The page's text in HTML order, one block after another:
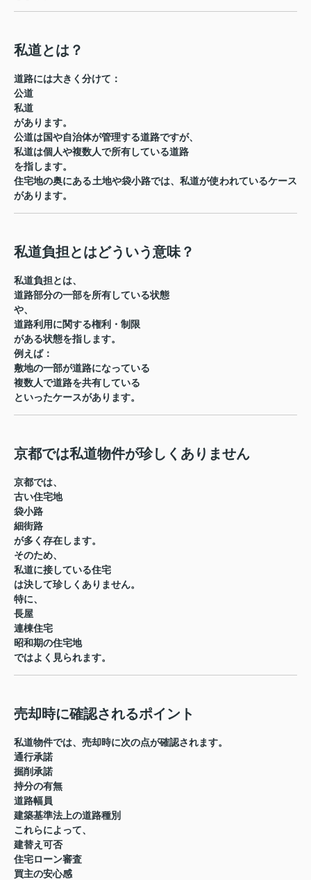
私道とは？
道路には大きく分けて：
公道
私道
があります。
公道は国や自治体が管理する道路ですが、
私道は個人や複数人で所有している道路
を指します。
住宅地の奥にある土地や袋小路では、私道が使われているケース
があります。
私道負担とはどういう意味？
私道負担とは、
道路部分の一部を所有している状態
や、
道路利用に関する権利・制限
がある状態を指します。
例えば：
敷地の一部が道路になっている
複数人で道路を共有している
といったケースがあります。
京都では私道物件が珍しくありません
京都では、
古い住宅地
袋小路
細街路
が多く存在します。
そのため、
私道に接している住宅
は決して珍しくありません。
特に、
長屋
連棟住宅
昭和期の住宅地
ではよく見られます。
売却時に確認されるポイント
私道物件では、売却時に次の点が確認されます。
通行承諾
掘削承諾
持分の有無
道路幅員
建築基準法上の道路種別
これらによって、
建替え可否
住宅ローン審査
買主の安心感